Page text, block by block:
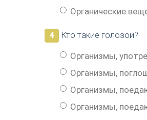
Органические
4 Кто такие голозои?
Организмы,
Организмы,
Организмы,
Организмы,